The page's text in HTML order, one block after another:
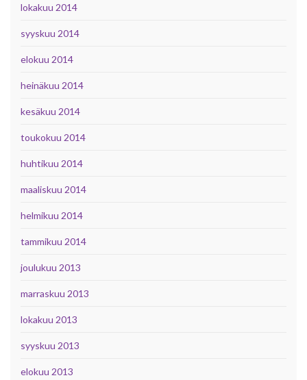
lokakuu 2014
syyskuu 2014
elokuu 2014
heinäkuu 2014
kesäkuu 2014
toukokuu 2014
huhtikuu 2014
maaliskuu 2014
helmikuu 2014
tammikuu 2014
joulukuu 2013
marraskuu 2013
lokakuu 2013
syyskuu 2013
elokuu 2013